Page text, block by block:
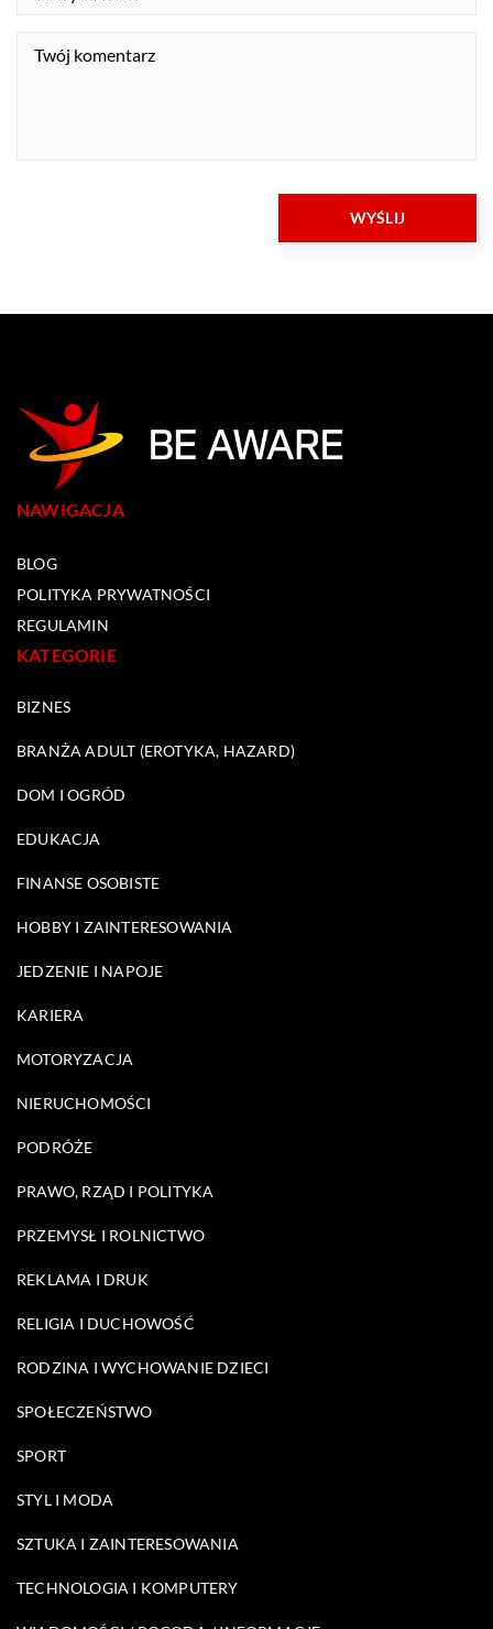
NAWIGACJA
BLOG
POLITYKA PRYWATNOŚCI
REGULAMIN
KATEGORIE
BIZNES
BRANŻA ADULT (EROTYKA, HAZARD)
DOM I OGRÓD
EDUKACJA
FINANSE OSOBISTE
HOBBY I ZAINTERESOWANIA
JEDZENIE I NAPOJE
KARIERA
MOTORYZACJA
NIERUCHOMOŚCI
PODRÓŻE
PRAWO, RZĄD I POLITYKA
PRZEMYSŁ I ROLNICTWO
REKLAMA I DRUK
RELIGIA I DUCHOWOŚĆ
RODZINA I WYCHOWANIE DZIECI
SPOŁECZEŃSTWO
SPORT
STYL I MODA
SZTUKA I ZAINTERESOWANIA
TECHNOLOGIA I KOMPUTERY